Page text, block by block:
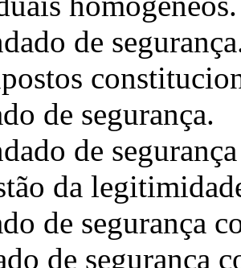
de
de segurança.
de
da
de segurança
de segurança